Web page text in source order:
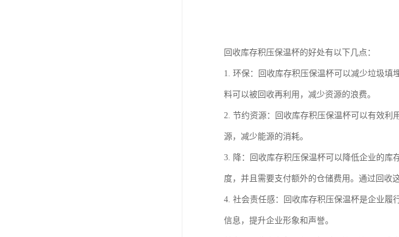
回收库存积压保温杯的好处有以下几点：
1. 环保：回收库存积压保温杯可以减少垃圾
料可以被回收再利用，减少资源的浪费。
2. 节约资源：回收库存积压保温杯可以有效利
源，减少能源的消耗。
3. 降：回收库存积压保温杯可以降低企业的库
度，并且需要支付额外的仓储费用。通过回收
4. 社会责任感：回收库存积压保温杯是企业履
信息，提升企业形象和声誉。